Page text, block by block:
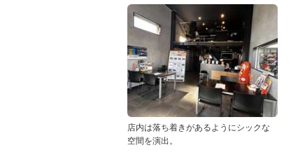
店内は落ち着きがあるようにシックな
空間を演出。